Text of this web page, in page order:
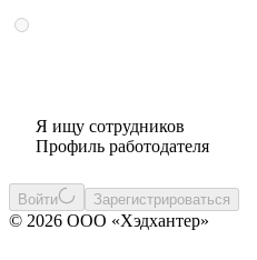
Я ищу сотрудников
Профиль работодателя
Войти Зарегистрироваться
© 2026 ООО «Хэдхантер»